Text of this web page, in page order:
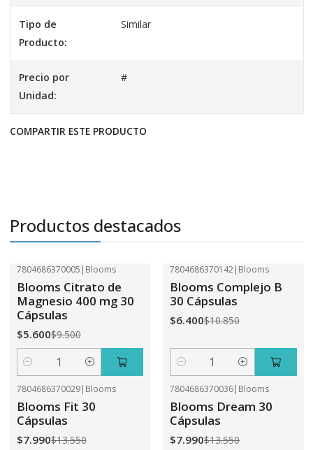
Tipo de
Producto:
Similar
Precio por
Unidad:
#
COMPARTIR ESTE PRODUCTO
Productos destacados
7804686370005 | Blooms
Blooms Citrato de
Magnesio 400 mg 30
Cápsulas
$5.600$9.500
Cantidad
7804686370142| Blooms
Blooms Complejo B
30 Cápsulas
$6.400$10.850
Cantidad
7804686370029| Blooms
Blooms Fit 30
Cápsulas
$7.990$13.550
7804686370036| Blooms
Blooms Dream 30
Cápsulas
$7.990$13.550